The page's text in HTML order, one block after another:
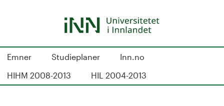
SEmner Studieplaner
Inn.no
HIHM 2008-2013
HIL 2004-2013